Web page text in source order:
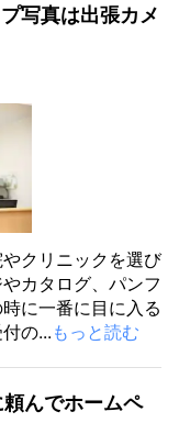
写真は出張カメ
クリニックを選び
カタログ、パンフ
に一番に目に入る
の... もっと読む
んでホームペ